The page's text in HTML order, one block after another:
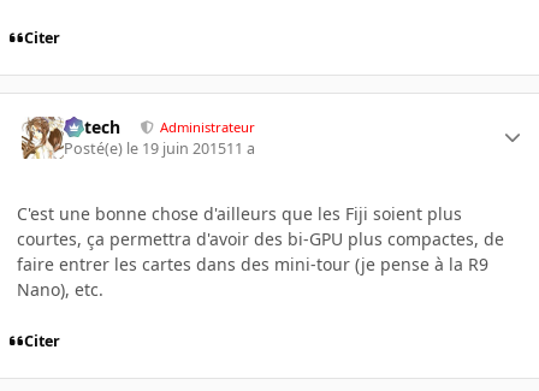
Citer
Edtech Administrateur
Posté(e) le 19 juin 201511 a
C'est une bonne chose d'ailleurs que les Fiji soient plus
courtes, ça permettra d'avoir des bi-GPU plus compactes, de
faire entrer les cartes dans des mini-tour (je pense à la R9
Nano), etc.
Citer